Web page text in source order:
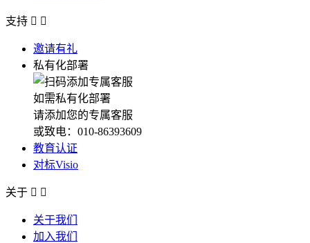
支持  
邀请有礼
私有化部署
如需私有化部署
请添加您的专属客服
或致电：010-86393609
教育认证
对标Visio
关于  
关于我们
加入我们